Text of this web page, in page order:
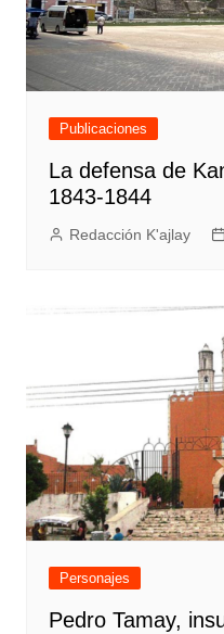
Publicaciones
La defensa de
1843-1844
Redacción K'ajlay
Personajes
Pedro Tamay,